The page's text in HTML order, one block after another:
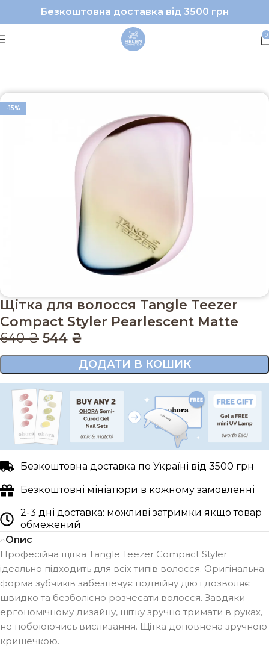
Безкоштовна доставка від 3500 грн
0
Аксесуари
-15%
Щітка для волосся Tangle Teezer
Compact Styler Pearlescent Matte
640₴ 544 ₴
ДОДАТИ В КОШИК
Безкоштовна доставка по Україні від 3500 грн
Безкоштовні мініатюри в кожному замовленні
2-3 дні доставка: можливі затримки якщо товар
обмежений
Опис
Професійна щітка Tangle Teezer Compact Styler
ідеально підходить для всіх типів волосся. Оригінальна
форма зубчиків забезпечує подвійну дію і дозволяє
швидко та безболісно розчесати волосся. Завдяки
ергономічному дизайну, щітку зручно тримати в руках,
не побоюючись вислизання. Щітка доповнена зручною
кришечкою.